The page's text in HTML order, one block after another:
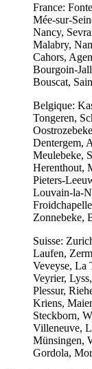
France:
Mée-sur-
Nancy,
Malabry,
Cahors,
Bourgoin-
Bouscat,
Belgique:
Tongeren,
Dentergem,
Meulebeke,
Herenthout,
Pieters-
Louvain-la-
Zonnebeke,
Suisse:
Laufen,
Veveyse, La
Veyrier,
Plessur,
Kriens,
Steckborn,
Villeneuve,
Münsingen,
Gordola,